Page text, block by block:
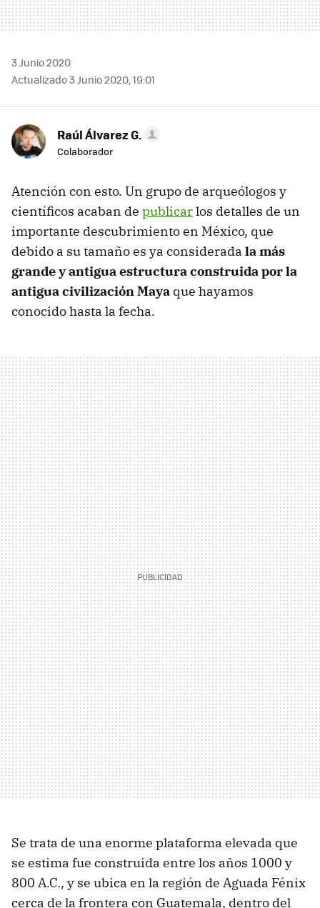
3 Junio 2020
Actualizado 3 Junio 2020, 19:01
Raúl Álvarez G.
Colaborador
Atención con esto. Un grupo de arqueólogos y
científicos acaban de publicarlos detalles de un
importante descubrimiento en México, que
debido a su tamaño es ya considerada la más
grande y antigua estructura construida por la
antigua civilización Maya que hayamos
conocido hasta la fecha.
Se trata de una enorme plataforma elevada que
se estima fue construida entre los años 1000 y
800 A.C., y se ubica en la región de Aguada Fénix
cerca de la frontera con Guatemala, dentro del